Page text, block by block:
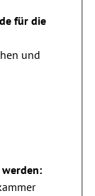
für die
und